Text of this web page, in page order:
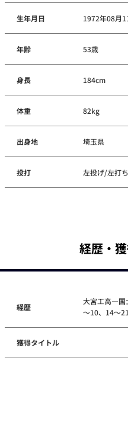
生年月日 1972年08月
年齢 53歳
身長 184cm
体重 82kg
出身地 埼玉県
投打 左投げ/左打ち
経歴・
経歴
大宮工高―国
～10、14～
獲得タイトル